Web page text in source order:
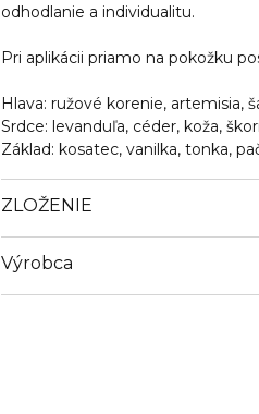
odhodlanie a individualitu.
Pri aplikácii priamo na pokožku
Hlava: ružové korenie, artemisia,
Srdce: levanduľa, céder, koža,
Základ: kosatec, vanilka, tonka,
ZLOŽENIE
Výrobca